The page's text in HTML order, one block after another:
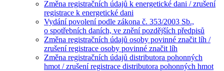
Změna registračních údajů k energetické dani / zrušení
registrace k energetické dani
Vydání povolení podle zákona č. 353/2003 Sb.,
o spotřebních daních, ve znění pozdějších předpisů
Změna registračních údajů osoby povinné značit líh /
zrušení registrace osoby povinné značit líh
Změna registračních údajů distributora pohonných
hmot / zrušení registrace distributora pohonných hmot